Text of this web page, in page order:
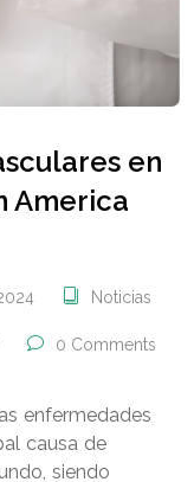
en
America
Noticias
0 Comments
enfermedades
causa de
siendo